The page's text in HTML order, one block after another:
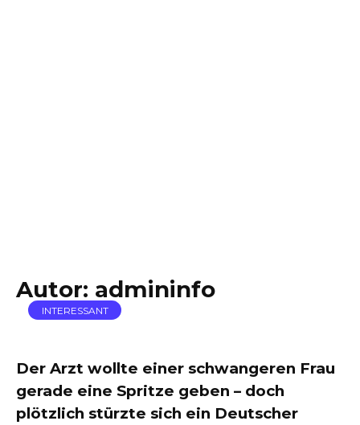
Autor: admininfo
INTERESSANT
Der Arzt wollte einer schwangeren Frau
gerade eine Spritze geben – doch
plötzlich stürzte sich ein Deutscher